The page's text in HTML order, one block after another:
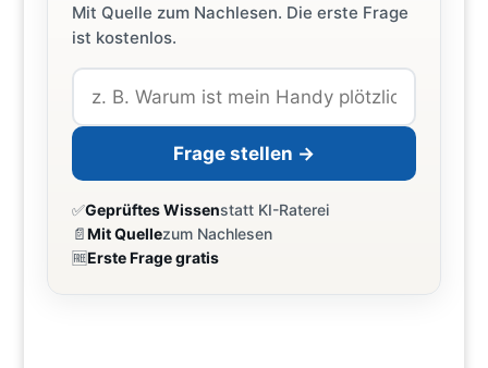
Mit Quelle zum Nachlesen. Die erste Frage
ist kostenlos.
Frage stellen →
✅Geprüftes Wissenstatt KI-Raterei
📄Mit Quellezum Nachlesen
🆓Erste Frage gratis